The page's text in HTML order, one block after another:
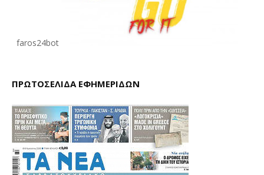
faros24bot
ΠΡΩΤΟΣΕΛΙΔΑ ΕΦΗΜΕΡΙΔΩΝ